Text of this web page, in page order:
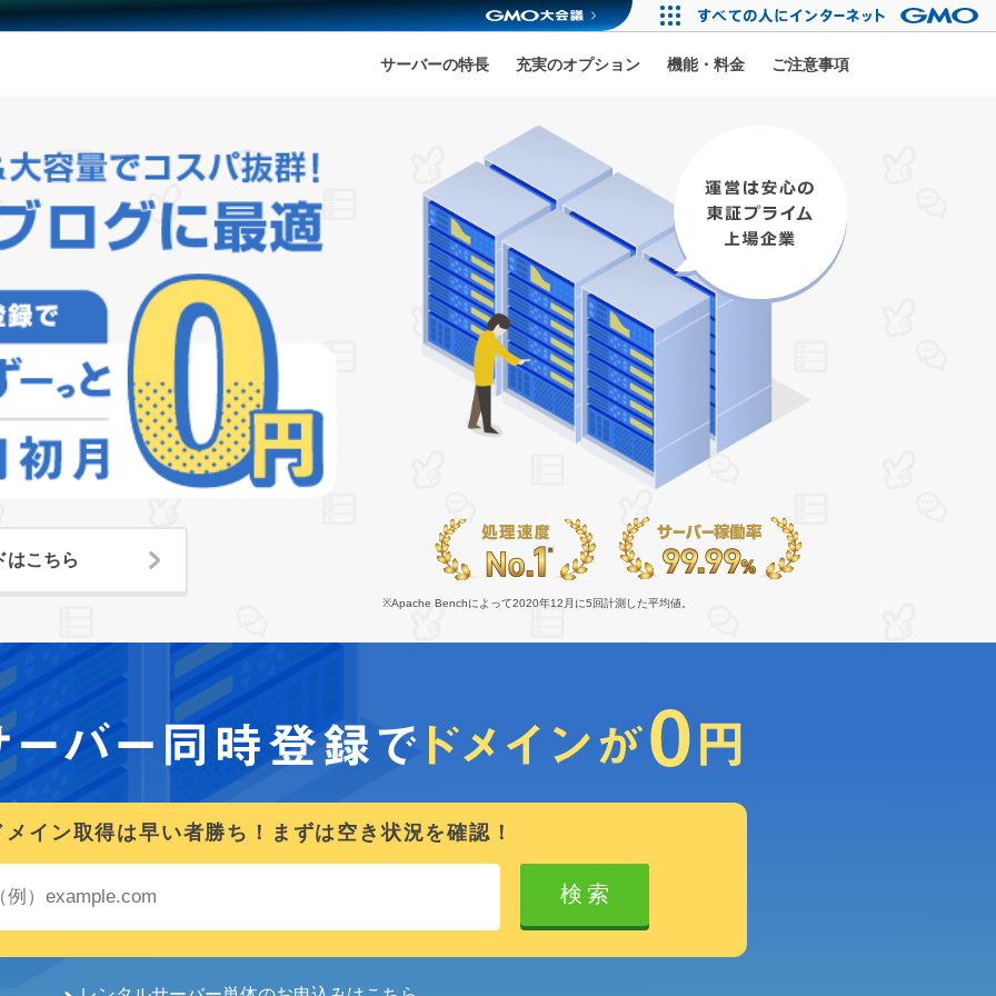
サーバーの特長 充実のオプション 機能・料金 ご注意事項
はこちら
※Apache Benchによって2020年12月に5回計測した平均値。
メイン取得は早い者勝ち！まずは空き状況を確認！
検索